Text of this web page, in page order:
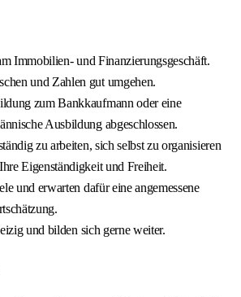
Immobilien- und Finanzierungsgeschäft.
und Zahlen gut umgehen.
zum Bankkaufmann oder eine
Ausbildung abgeschlossen.
zu arbeiten, sich selbst zu organisieren
Eigenständigkeit und Freiheit.
und erwarten dafür eine angemessene
und bilden sich gerne weiter.